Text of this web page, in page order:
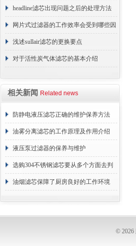
方法介绍
headline滤芯出现问题之后的处理方法
分享
网片式过滤器的工作效率会受到哪些因
素的影响？
浅述sullair滤芯的更换要点
对于活性炭气体滤芯的基本介绍
相关新闻 Related news
防静电液压滤芯正确的维护保养方法
油雾分离滤芯的工作原理及作用介绍
液压泵过滤器的保养与维护
选购304不锈钢滤芯要从多个方面去判
断
油烟滤芯保障了厨房良好的工作环境
©